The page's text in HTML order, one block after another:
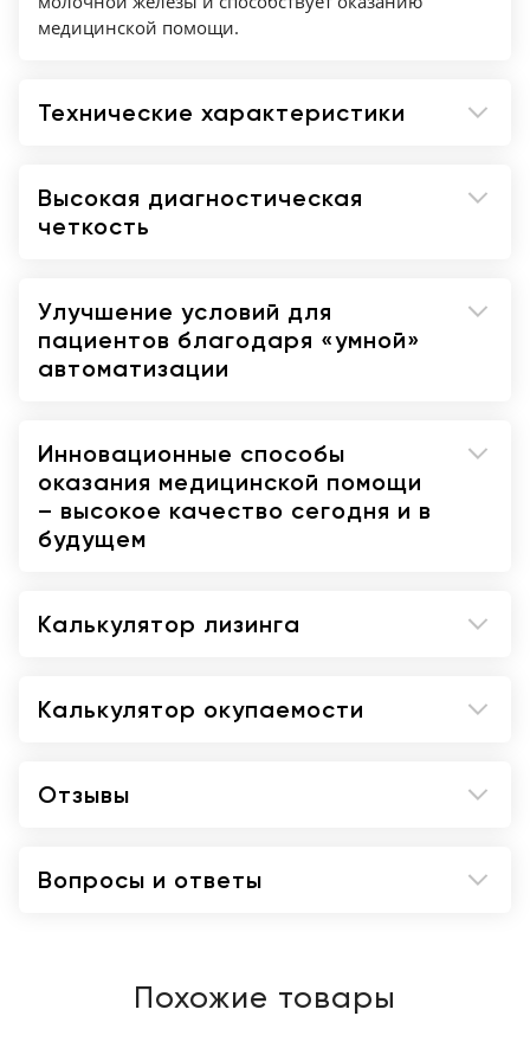
медицинской помощи.
Технические характеристики
Высокая диагностическая
четкость
Улучшение условий для
пациентов благодаря «умной»
автоматизации
Инновационные способы
оказания медицинской помощи
– высокое качество сегодня и в
будущем
Калькулятор лизинга
Калькулятор окупаемости
Отзывы
Вопросы и ответы
Похожие товары